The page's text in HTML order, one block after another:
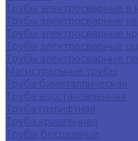
Трубы электросварные
Трубы электросварные
Трубы электросварные
Трубы электросварные
Трубы электросварные
Магистральные трубы
Труба биметаллическая
Труба восстановленная
Труба газлифтная
Труба криогенная
Трубы бесшовные